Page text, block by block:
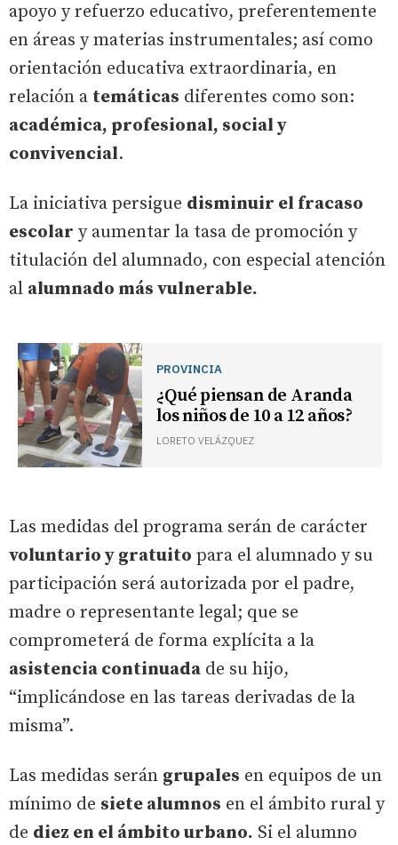
apoyo y refuerzo educativo, preferentemente
en áreas y materias instrumentales; así como
orientación educativa extraordinaria, en
relación a temáticas diferentes como son:
académica, profesional, social y
convivencial.
La iniciativa persigue disminuir el fracaso
escolar y aumentar la tasa de promoción y
titulación del alumnado, con especial atención
al alumnado más vulnerable.
PROVINCIA
¿Qué piensan de Aranda
los niños de 10 a 12 años?
LORETO VELÁZQUEZ
Las medidas del programa serán de carácter
voluntario y gratuito para el alumnado y su
participación será autorizada por el padre,
madre o representante legal; que se
comprometerá de forma explícita a la
asistencia continuada de su hijo,
“implicándose en las tareas derivadas de la
misma”.
Las medidas serán grupales en equipos de un
mínimo de siete alumnos en el ámbito rural y
de diez en el ámbito urbano. Si el alumno